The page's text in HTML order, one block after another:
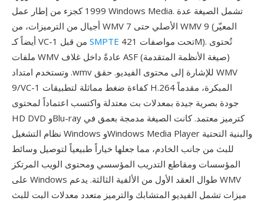
1999 كجزء من إطار عمل Windows Media. تشمل الصيغة عدة
أجيال من الترميزات، من WMV 7 الأصلي حتى WMV 9 (المعيّر
SMPTE
ملفات WMV عادةً داخل غلاف ASF (صيغة الأنظمة المتقدمة)
وتستخدم امتداد .wmv للإشارة إلى محتوى الفيديو. حقق WMV
9/VC-1 كفاءة ضغط مماثلة لتطبيقات H.264 المبكرة، مقدماً
جودة بصرية جيدة بمعدلات بت معتدلة واكتسب اعتماداً لمحتوى
HD DVD وBlu-ray كترميز معتمد. كانت الصيغة مدمجة بعمق في
نظام التشغيل Windows وWindows Media Player والبنية التحتية
للبث من جانب الخادم، مما جعلها خياراً طبيعياً لتوصيل وسائط
المؤسسات ومقاطع التدريب المؤسسي ومحتوى الويب المرتكز
على Windows طوال العقد الأول من الألفية الثالثة. يدعم WMV
ميزات تشمل الفيديو المتشابك والترميز متعدد معدلات البت للبث